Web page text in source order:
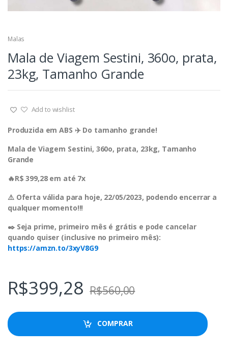
Malas
Mala de Viagem Sestini, 360o, prata,
23kg, Tamanho Grande
Add to wishlist
Produzida em ABS ✈️ Do tamanho grande!
Mala de Viagem Sestini, 360o, prata, 23kg, Tamanho
Grande
🔥R$ 399,28 em até 7x
⚠️ Oferta válida para hoje, 22/05/2023, podendo encerrar a
qualquer momento!!!
✒️ Seja prime, primeiro mês é grátis e pode cancelar
quando quiser (inclusive no primeiro mês):
https://amzn.to/3xyV8G9
R$399,28 R$560,00
COMPRAR